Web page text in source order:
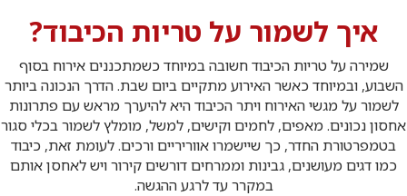
איך לשמור על טריות הכיבוד?
שמירה על טריות הכיבוד חשובה במיוחד כשמתכננים אירוח בסוף
השבוע, ובמיוחד כאשר האירוע מתקיים ביום שבת. הדרך הנכונה ביותר
לשמור על מגשי האירוח ויתר הכיבוד היא להיערך מראש עם פתרונות
אחסון נכונים. מאפים, לחמים וקישים, למשל, מומלץ לשמור בכלי סגור
בטמפרטורת החדר, כך שיישמרו אווריריים ורכים. לעומת זאת, כיבוד
כמו דגים מעושנים, גבינות וממרחים דורשים קירור ויש לאחסן אותם
במקרר עד לרגע ההגשה.